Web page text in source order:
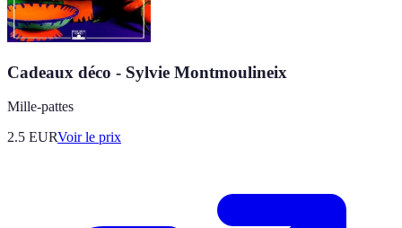
Cadeaux déco - Sylvie Montmoulineix
Mille-pattes
2.5 EURVoir le prix